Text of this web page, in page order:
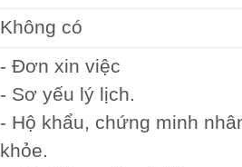
Không có
- Đơn xin việc
- Sơ yếu lý lịch.
- Hộ khẩu, chứng minh
khỏe.